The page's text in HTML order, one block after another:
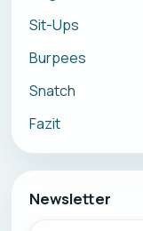
Sit-Ups
Burpees
Snatch
Fazit
Newsletter